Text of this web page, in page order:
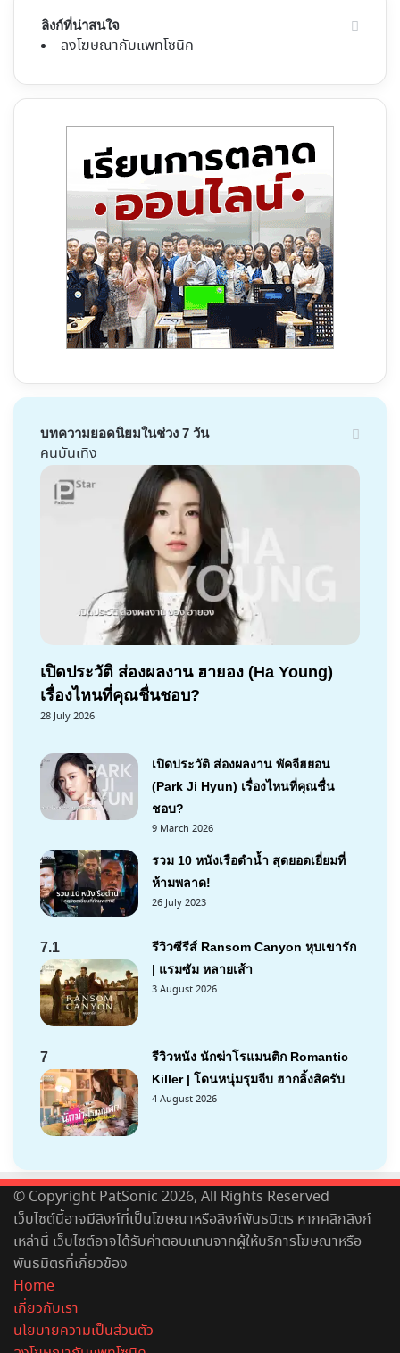
ลิงก์ที่น่าสนใจ
ลงโฆษณากับแพทโซนิค
บทความยอดนิยมในช่วง 7 วัน
คนบันเทิง
เปิดประวัติ ส่องผลงาน ฮายอง (Ha Young)
เรื่องไหนที่คุณชื่นชอบ?
28 July 2026
เปิดประวัติ ส่องผลงาน พัคจีฮยอน
(Park Ji Hyun) เรื่องไหนที่คุณชื่น
ชอบ?
9 March 2026
รวม 10 หนังเรือดำน้ำ สุดยอดเยี่ยมที่
ห้ามพลาด!
26 July 2023
7.1
รีวิวซีรีส์ Ransom Canyon หุบเขารัก
| แรมซัม หลายเส้า
3 August 2026
7
รีวิวหนัง นักฆ่าโรแมนติก Romantic
Killer | โดนหนุ่มรุมจีบ ฮากลิ้งสิครับ
4 August 2026
© Copyright PatSonic 2026, All Rights Reserved
เว็บไซต์นี้อาจมีลิงก์ที่เป็นโฆษณาหรือลิงก์พันธมิตร หากคลิกลิงก์
เหล่านี้ เว็บไซต์อาจได้รับค่าตอบแทนจากผู้ให้บริการโฆษณาหรือ
พันธมิตรที่เกี่ยวข้อง
Home
เกี่ยวกับเรา
นโยบายความเป็นส่วนตัว